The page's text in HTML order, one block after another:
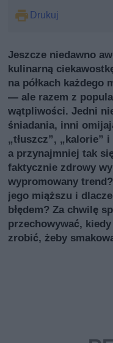
Drukuj
Jeszcze niedawno
kulinarną
na półkach każdego
— ale razem z
wątpliwości. Jedni
śniadania, inni
„tłuszcz”, „kalorie”
a przynajmniej tak
faktycznie zdrowy
wypromowany
jego miąższu i
błędem? Za chwilę
przechowywać,
zrobić, żeby